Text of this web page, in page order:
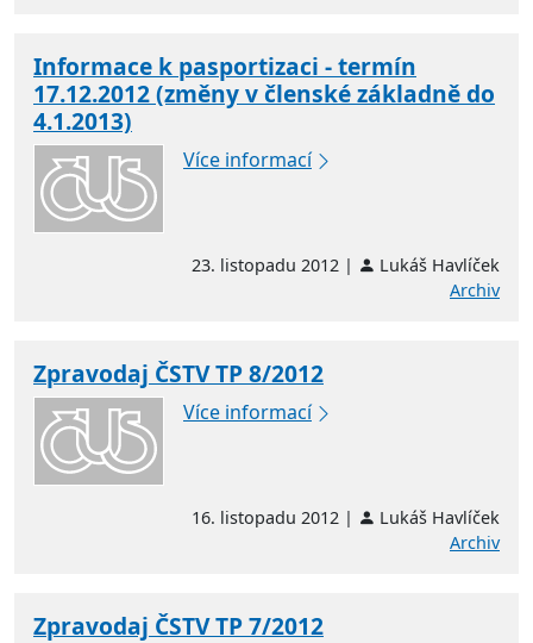
Informace k pasportizaci - termín
17.12.2012 (změny v členské základně do
4.1.2013)
Více informací
23. listopadu 2012 |
Lukáš Havlíček
Archiv
Zpravodaj ČSTV TP 8/2012
Více informací
16. listopadu 2012 |
Lukáš Havlíček
Archiv
Zpravodaj ČSTV TP 7/2012